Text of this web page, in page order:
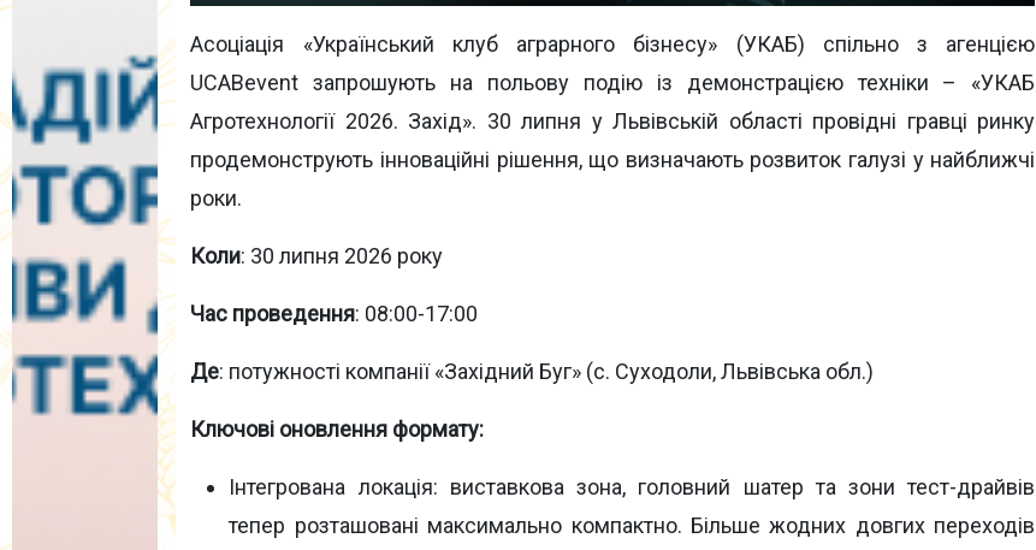
Асоціація «Український клуб аграрного бізнесу» (УКАБ) спільно з агенцією
UCABevent запрошують на польову подію із демонстрацією техніки – «УКАБ
Агротехнології 2026. Захід». 30 липня у Львівській області провідні гравці ринку
продемонструють інноваційні рішення, що визначають розвиток галузі у найближчі
роки.
Коли: 30 липня 2026 року
Час проведення: 08:00-17:00
Де: потужності компанії «Західний Буг» (с. Суходоли, Львівська обл.)
Ключові оновлення формату:
Інтегрована локація: виставкова зона, головний шатер та зони тест-драйвів
тепер розташовані максимально компактно. Більше жодних довгих переходів